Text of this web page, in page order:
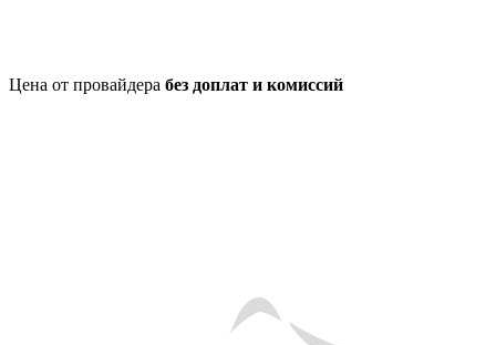
Цена от провайдера без доплат и комиссий